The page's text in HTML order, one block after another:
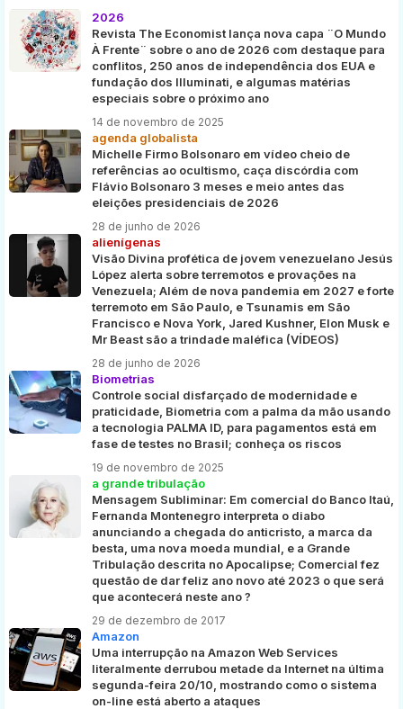
2026
Revista The Economist lança nova capa ¨O Mundo
À Frente¨ sobre o ano de 2026 com destaque para
conflitos, 250 anos de independência dos EUA e
fundação dos Illuminati, e algumas matérias
especiais sobre o próximo ano
14 de novembro de 2025
agenda globalista
Michelle Firmo Bolsonaro em vídeo cheio de
referências ao ocultismo, caça discórdia com
Flávio Bolsonaro 3 meses e meio antes das
eleições presidenciais de 2026
28 de junho de 2026
alienígenas
Visão Divina profética de jovem venezuelano Jesús
López alerta sobre terremotos e provações na
Venezuela; Além de nova pandemia em 2027 e forte
terremoto em São Paulo, e Tsunamis em São
Francisco e Nova York, Jared Kushner, Elon Musk e
Mr Beast são a trindade maléfica (VÍDEOS)
28 de junho de 2026
Biometrias
Controle social disfarçado de modernidade e
praticidade, Biometria com a palma da mão usando
a tecnologia PALMA ID, para pagamentos está em
fase de testes no Brasil; conheça os riscos
19 de novembro de 2025
a grande tribulação
Mensagem Subliminar: Em comercial do Banco Itaú,
Fernanda Montenegro interpreta o diabo
anunciando a chegada do anticristo, a marca da
besta, uma nova moeda mundial, e a Grande
Tribulação descrita no Apocalipse; Comercial fez
questão de dar feliz ano novo até 2023 o que será
que acontecerá neste ano ?
29 de dezembro de 2017
Amazon
Uma interrupção na Amazon Web Services
literalmente derrubou metade da Internet na última
segunda-feira 20/10, mostrando como o sistema
on-line está aberto a ataques